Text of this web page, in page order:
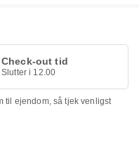
Check-out tid
Slutter i 12.00
til ejendom, så tjek venligst